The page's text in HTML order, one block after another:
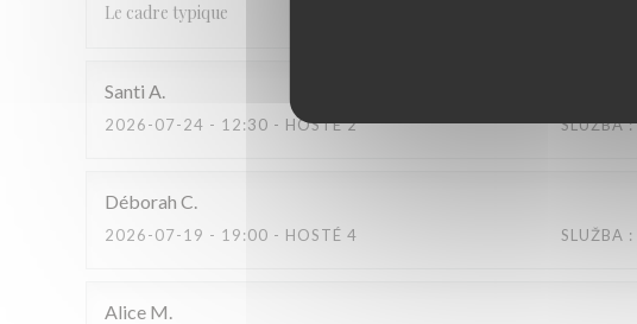
Le cadre typique
Santi A
2026-07-24 - 12:30 - HOSTÉ 2 SLUŽBA:
Déborah C
2026-07-19 - 19:00 - HOSTÉ 4 SLUŽBA :
Alice M